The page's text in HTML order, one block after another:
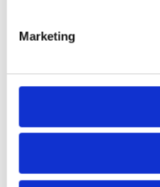
Marketing